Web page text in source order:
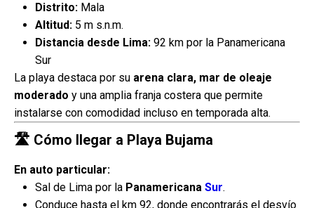
Distrito: Mala
Altitud: 5 m s.n.m.
Distancia desde Lima: 92 km por la Panamericana
Sur
La playa destaca por su arena clara, mar de oleaje
moderado y una amplia franja costera que permite
instalarse con comodidad incluso en temporada alta.
🛣 Cómo llegar a Playa Bujama
En auto particular:
Sal de Lima por la Panamericana Sur.
Conduce hasta el km 92, donde encontrarás el desvío